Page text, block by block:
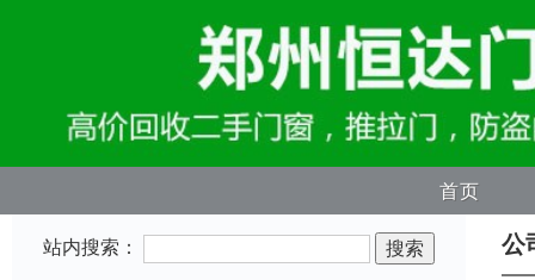
首页
站内搜索： 公